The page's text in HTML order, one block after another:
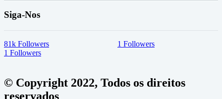
Siga-Nos
81k Followers 1 Followers
1 Followers
© Copyright 2022, Todos os direitos
reservados